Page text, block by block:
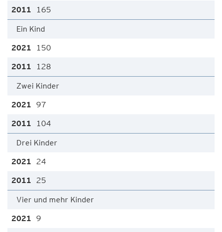
165
Ein Kind
150
128
Zwei Kinder
97
104
Drei Kinder
24
25
Vier und mehr Kinder
9